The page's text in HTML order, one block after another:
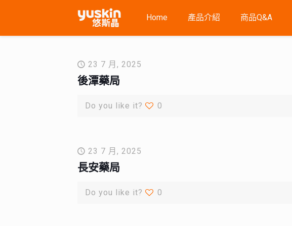
Home 產品介紹 商品Q&A
23 7 月, 2025
後潭藥局
Do you like it? 0
23 7 月, 2025
長安藥局
Do you like it? 0